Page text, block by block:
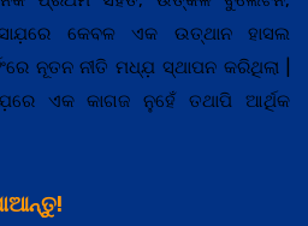
କେବଳ ଏକ ଉତ୍ଥାନ ହାସଲ
ନୂତନ ନୀତି ମଧ୍ଯ଼ ସ୍ଥାପନ କରିଥିଲା |
ଏକ କାଗଜ ନୁହେଁ ତଥାପି ଆର୍ଥିକ